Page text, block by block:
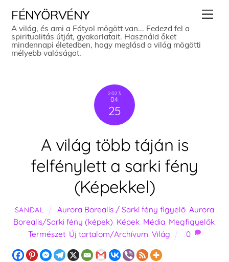
content
FÉNYÖRVÉNY
A világ, és ami a Fátyol mögött van... Fedezd fel a
spiritualitás útját, gyakorlatait. Használd őket
mindennapi életedben, hogy meglásd a világ mögötti
mélyebb valóságot.
2023
04
25
A világ több táján is
felfénylett a sarki fény
(Képekkel)
SANDAL Aurora Borealis / Sarki fény figyelő ,Aurora
Borealis/Sarki fény (képek) Képek, Média Megfigyelők,
Természet Új tartalom/Archívum ,Világ 0